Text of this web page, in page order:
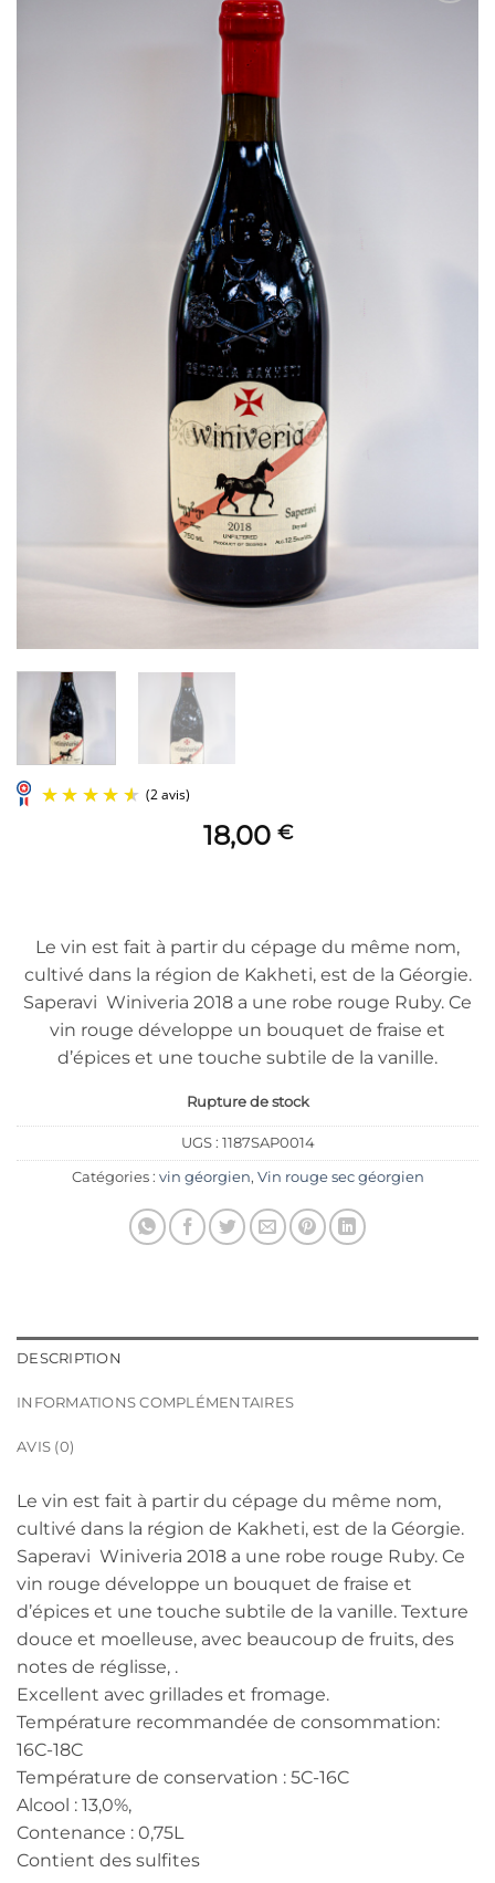
(2 avis)
18,00 €
Le vin est fait à partir du cépage du même nom,
cultivé dans la région de Kakheti, est de la Géorgie.
Saperavi Winiveria 2018 a une robe rouge Ruby. Ce
vin rouge développe un bouquet de fraise et
d’épices et une touche subtile de la vanille.
Rupture de stock
UGS : 1187SAP0014
Catégories : vin géorgien, Vin rouge sec géorgien
DESCRIPTION
INFORMATIONS COMPLÉMENTAIRES
AVIS (0)
Le vin est fait à partir du cépage du même nom,
cultivé dans la région de Kakheti, est de la Géorgie.
Saperavi Winiveria 2018 a une robe rouge Ruby. Ce
vin rouge développe un bouquet de fraise et
d’épices et une touche subtile de la vanille. Texture
douce et moelleuse, avec beaucoup de fruits, des
notes de réglisse, .
Excellent avec grillades et fromage.
Température recommandée de consommation:
16C-18C
Température de conservation : 5C-16C
Alcool : 13,0%,
Contenance : 0,75L
Contient des sulfites